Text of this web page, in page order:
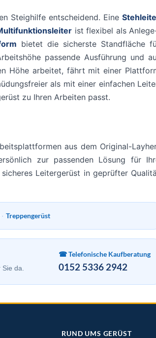
Steighilfe entscheidend. Eine
ist flexibel als
bietet die sicherste Standfläche
passende Ausführung und
Höhe arbeitet, fährt mit einer
als mit einer einfachen
zu Ihren Arbeiten passt.
aus dem Original-
zur passenden Lösung für
Leitergerüst in geprüfter
· Treppengerüst
da.
☎ Telefonische Kaufberatung
0152 5336 2942
RUND UMS GERÜST